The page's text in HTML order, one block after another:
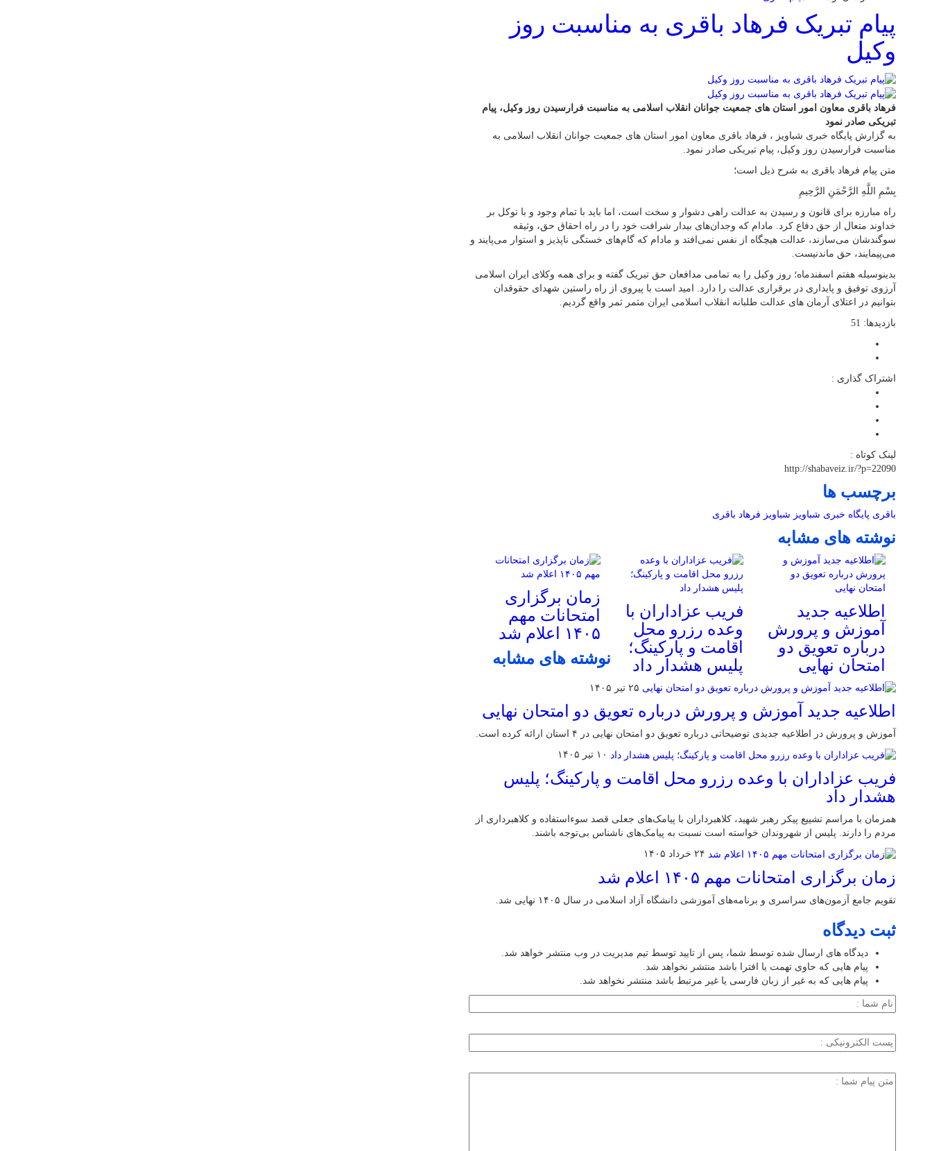
پیام تبریک فرهاد باقری به مناسبت روز
وکیل
فرهاد باقری معاون امور استان های جمعیت جوانان انقلاب اسلامی به مناسبت فرارسیدن روز وکیل، پیام
تبریکی صادر نمود
به گزارش پایگاه خبری شباویز ، فرهاد باقری معاون امور استان های جمعیت جوانان انقلاب اسلامی به
مناسبت فرارسیدن روز وکیل، پیام تبریکی صادر نمود.
متن پیام فرهاد باقری به شرح ذیل است؛
بِسْمِ اللَّهِ الرَّحْمَنِ الرَّحِیمِ
راه مبارزه برای قانون و رسیدن به عدالت راهی دشوار و سخت است، اما باید با تمام وجود و با توکل بر
خداوند متعال از حق دفاع کرد. مادام که وجدان‌های بیدار شرافت خود را در راه احقاق حق، وثیقه
سوگندشان می‌سازند، عدالت هیچگاه از نفس نمی‌افتد و مادام که گام‌های خستگی ناپذیز و استوار می‌پایند و
می‌پیمایند، حق ماندنیست.
بدینوسیله هفتم اسفندماه؛ روز وکیل را به تمامی مدافعان حق تبریک گفته و برای همه وکلای ایران اسلامی
آرزوی توفیق و پایداری در برقراری عدالت را دارد. امید است با پیروی از راه راستین شهدای حقوقدان
بتوانیم در اعتلای آرمان های عدالت طلبانه انقلاب اسلامی ایران مثمر ثمر واقع گردیم.
بازدیدها: 51
اشتراک گذاری :
لینک کوتاه :
http://shabaveiz.ir/?p=22090
برچسب ها
باقری پایگاه خبری شباویز شباویز فرهاد باقری
نوشته های مشابه
اطلاعیه جدید
آموزش و پرورش
درباره تعویق دو
امتحان نهایی
فریب عزاداران با
وعده رزرو محل
اقامت و پارکینگ؛
پلیس هشدار داد
زمان برگزاری
امتحانات مهم
۱۴۰۵ اعلام شد
نوشته های مشابه
۲۵ تیر ۱۴۰۵
اطلاعیه جدید آموزش و پرورش درباره تعویق دو امتحان نهایی
آموزش و پرورش در اطلاعیه جديدی توضیحاتی درباره تعویق دو امتحان نهایی در ۴ استان ارائه کرده است.
۱۰ تیر ۱۴۰۵
فریب عزاداران با وعده رزرو محل اقامت و پارکینگ؛ پلیس
هشدار داد
همزمان با مراسم تشییع پیکر رهبر شهید، کلاهبرداران با پیامک‌های جعلی قصد سوءاستفاده و کلاهبرداری از
مردم را دارند. پلیس از شهروندان خواسته است نسبت به پیامک‌های ناشناس بی‌توجه باشند.
۲۴ خرداد ۱۴۰۵
زمان برگزاری امتحانات مهم ۱۴۰۵ اعلام شد
تقویم جامع آزمون‌های سراسری و برنامه‌های آموزشی دانشگاه آزاد اسلامی در سال ۱۴۰۵ نهایی شد.
ثبت دیدگاه
دیدگاه های ارسال شده توسط شما، پس از تایید توسط تیم مدیریت در وب منتشر خواهد شد.
پیام هایی که حاوی تهمت یا افترا باشد منتشر نخواهد شد.
پیام هایی که به غیر از زبان فارسی یا غیر مرتبط باشد منتشر نخواهد شد.